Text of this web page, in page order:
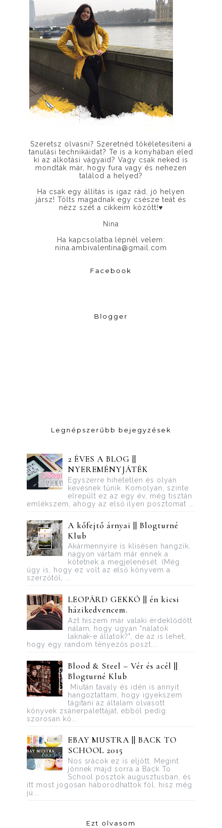
Szeretsz olvasni? Szeretnéd tökéletesíteni a
tanulási technikáidat? Te is a konyhában éled
ki az alkotási vágyaid? Vagy csak neked is
mondták már, hogy fura vagy és nehezen
találod a helyed?
Ha csak egy állítás is igaz rád, jó helyen
jársz! Tölts magadnak egy csésze teát és
nézz szét a cikkeim között!♥
Nina
Ha kapcsolatba lépnél velem:
nina.ambivalentina@gmail.com
Facebook
Blogger
Legnépszerűbb bejegyzések
2 ÉVES A BLOG ||
NYEREMÉNYJÁTÉK
Egyszerre hihetetlen és olyan
kevésnek tűnik. Komolyan, szinte
elrepült ez az egy év, még tisztán
emlékszem, ahogy az első ilyen posztomat ...
A kőfejtő árnyai || Blogturné
Klub
Akármennyire is klisésen hangzik,
nagyon vártam már ennek a
kötetnek a megjelenését. (Még
úgy is, hogy ez volt az első könyvem a
szerzőtől, ...
LEOPÁRD GEKKÓ || én kicsi
házikedvencem.
Azt hiszem már valaki érdeklődött
nálam, hogy ugyan "nálatok
laknak-e állatok?", de az is lehet,
hogy egy random tényezős poszt...
Blood ​& Steel – Vér és acél ||
Blogturné Klub
Miután tavaly és idén is annyit
hangoztattam, hogy igyekszem
tágítani az általam olvasott
könyvek zsánerpalettáját, ebből pedig
szorosan kö...
EBAY MUSTRA || BACK TO
SCHOOL 2015
Nos srácok ez is eljött. Megint
jönnek majd sorra a Back To
School posztok augusztusban, és
itt most jogosan háborodhattok föl, hisz még
jú...
Ezt olvasom